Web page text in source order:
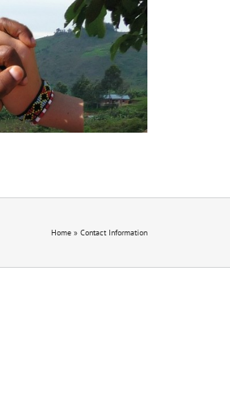
Home » Contact Information